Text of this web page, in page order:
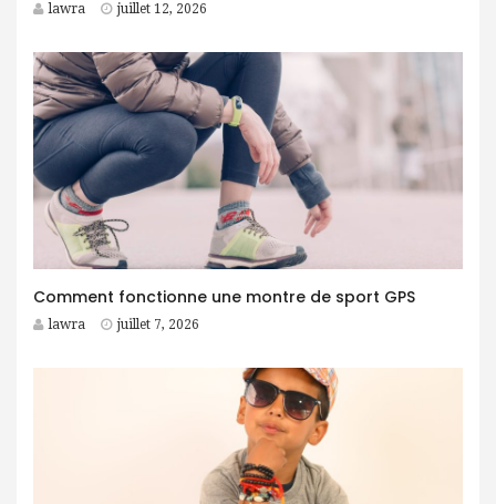
lawra juillet 12, 2026
Comment fonctionne une montre de sport GPS
lawra juillet 7, 2026